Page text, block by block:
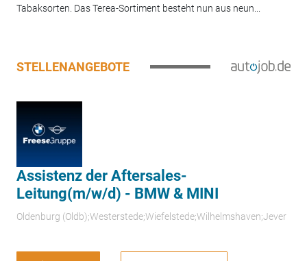
Tabaksorten. Das Terea-Sortiment besteht nun aus neun...
STELLENANGEBOTE
Assistenz der Aftersales-
Leitung(m/w/d) - BMW & MINI
Oldenburg (Oldb);Westerstede;Wiefelstede;Wilhelmshaven;Jever